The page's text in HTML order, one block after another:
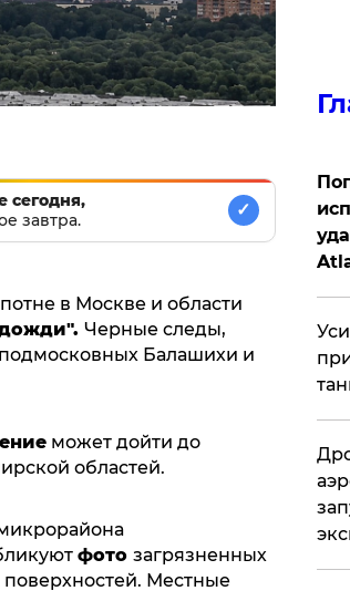
сегодня,
завтра.
✓
в Москве и области
Черные следы,
Балашихи и
может дойти до
областей.
фото загрязненных
Местные